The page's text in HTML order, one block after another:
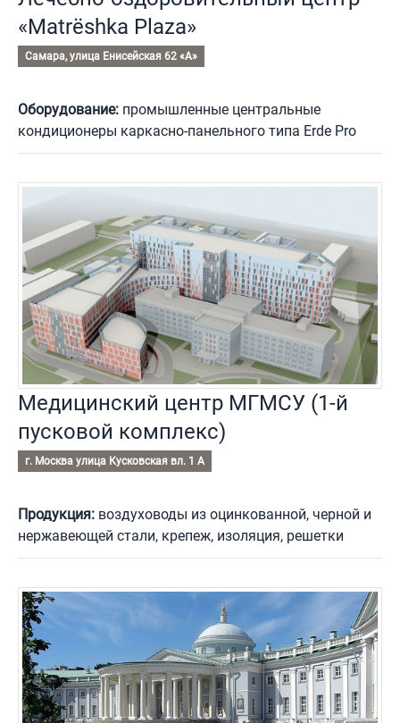
«Matrёshka Plaza»
Самара, улица Енисейская 62 «А»
Оборудование: промышленные центральные
кондиционеры каркасно-панельного типа Erde Pro
Медицинский центр МГМСУ (1-й
пусковой комплекс)
г. Москва улица Кусковская вл. 1 А
Продукция: воздуховоды из оцинкованной, черной и
нержавеющей стали, крепеж, изоляция, решетки